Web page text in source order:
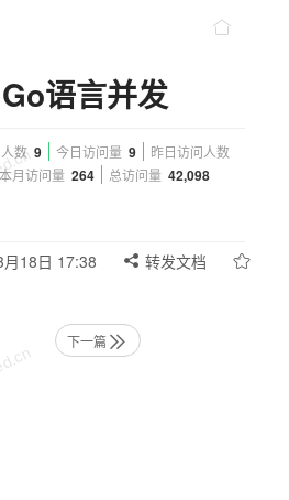
语言并发
数 9 今日访问量 9 昨日访问人数
本月访问量 264 总访问量 42,098
18日 17:38
转发文档
下一篇